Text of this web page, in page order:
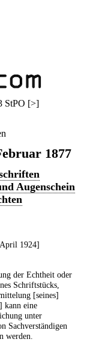
StPO [>]
1877
Augenschein
1924]
der Echtheit oder
Schriftstücks,
[seines]
eine
unter
Sachverständigen
werden.